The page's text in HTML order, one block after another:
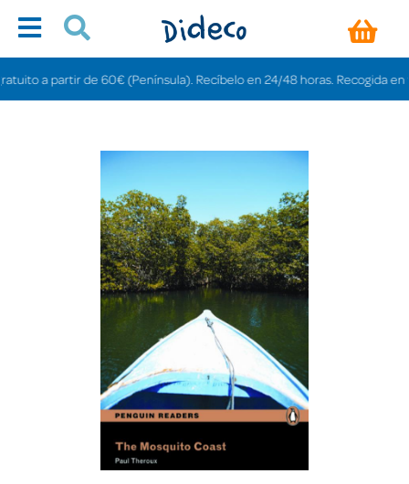
a partir de 60€ (Península). Recíbelo en 24/48 horas. Recogida en